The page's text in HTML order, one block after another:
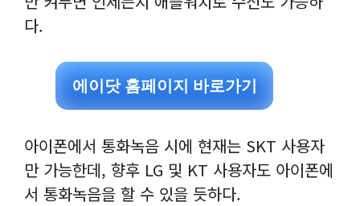
다.
에이닷 홈페이지 바로가기
아이폰에서 통화녹음 시에 현재는 SKT 사용자
만 가능한데, 향후 LG 및 KT 사용자도 아이폰에
서 통화녹음을 할 수 있을 듯하다.